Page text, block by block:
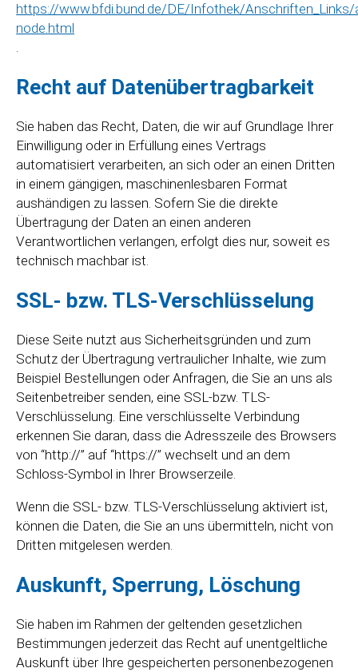
https://www.bfdi.bund.de/DE/Infothek/Anschriften_Links/
node.html
.
Recht auf Datenübertragbarkeit
Sie haben das Recht, Daten, die wir auf Grundlage Ihrer
Einwilligung oder in Erfüllung eines Vertrags
automatisiert verarbeiten, an sich oder an einen Dritten
in einem gängigen, maschinenlesbaren Format
aushändigen zu lassen. Sofern Sie die direkte
Übertragung der Daten an einen anderen
Verantwortlichen verlangen, erfolgt dies nur, soweit es
technisch machbar ist.
SSL- bzw. TLS-Verschlüsselung
Diese Seite nutzt aus Sicherheitsgründen und zum
Schutz der Übertragung vertraulicher Inhalte, wie zum
Beispiel Bestellungen oder Anfragen, die Sie an uns als
Seitenbetreiber senden, eine SSL-bzw. TLS-
Verschlüsselung. Eine verschlüsselte Verbindung
erkennen Sie daran, dass die Adresszeile des Browsers
von “http://” auf “https://” wechselt und an dem
Schloss-Symbol in Ihrer Browserzeile.
Wenn die SSL- bzw. TLS-Verschlüsselung aktiviert ist,
können die Daten, die Sie an uns übermitteln, nicht von
Dritten mitgelesen werden.
Auskunft, Sperrung, Löschung
Sie haben im Rahmen der geltenden gesetzlichen
Bestimmungen jederzeit das Recht auf unentgeltliche
Auskunft über Ihre gespeicherten personenbezogenen